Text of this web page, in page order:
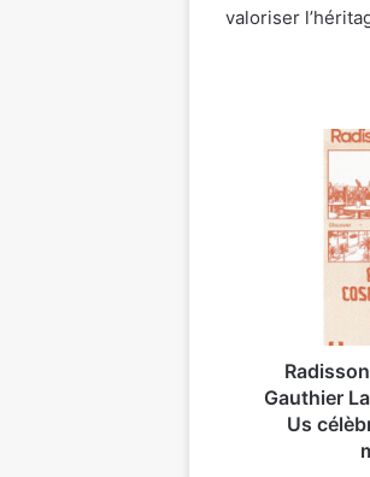
valoriser
célèbrentGauthier
Us